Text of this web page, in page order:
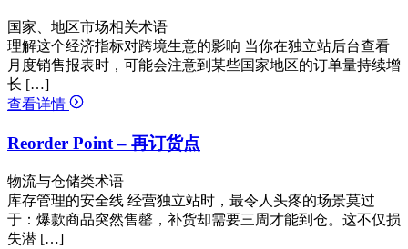
国家、地区市场相关术语
理解这个经济指标对跨境生意的影响 当你在独立站后台查看
月度销售报表时，可能会注意到某些国家地区的订单量持续增
长 […]
查看详情
Reorder Point – 再订货点
物流与仓储类术语
库存管理的安全线 经营独立站时，最令人头疼的场景莫过
于：爆款商品突然售罄，补货却需要三周才能到仓。这不仅损
失潜 […]